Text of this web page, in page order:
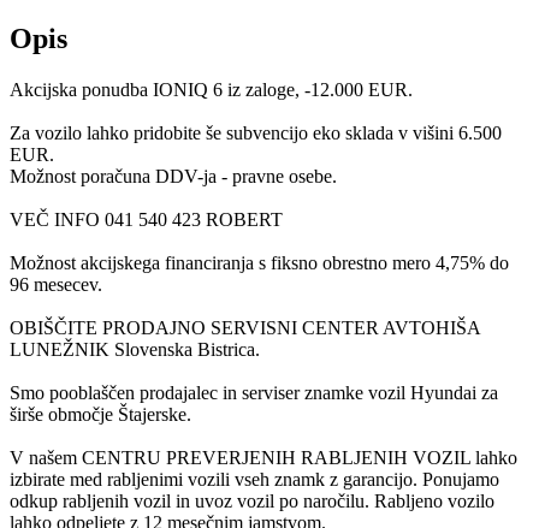
Opis
Akcijska ponudba IONIQ 6 iz zaloge, -12.000 EUR.
Za vozilo lahko pridobite še subvencijo eko sklada v višini 6.500
EUR.
Možnost poračuna DDV-ja - pravne osebe.
VEČ INFO 041 540 423 ROBERT
Možnost akcijskega financiranja s fiksno obrestno mero 4,75% do
96 mesecev.
OBIŠČITE PRODAJNO SERVISNI CENTER AVTOHIŠA
LUNEŽNIK Slovenska Bistrica.
Smo pooblaščen prodajalec in serviser znamke vozil Hyundai za
širše območje Štajerske.
V našem CENTRU PREVERJENIH RABLJENIH VOZIL lahko
izbirate med rabljenimi vozili vseh znamk z garancijo. Ponujamo
odkup rabljenih vozil in uvoz vozil po naročilu. Rabljeno vozilo
lahko odpeljete z 12 mesečnim jamstvom.